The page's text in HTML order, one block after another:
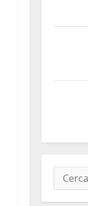
Ricerca
per: